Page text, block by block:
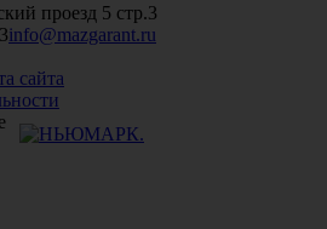
проезд 5 стр.3
info@mazgarant.ru
сайта